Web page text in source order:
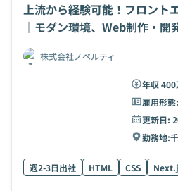
上流から経験可能！フロント
｜モダン環境、Web制作・開
株式会社ノベルティ
年収
雇用形態:
更新日:
勤務地:
週2-3日出社 HTML CSS